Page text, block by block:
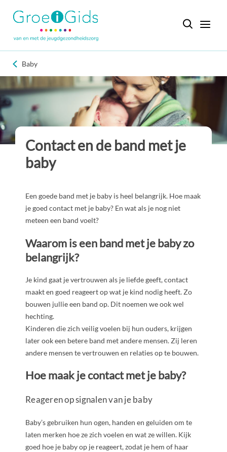
Baby
Contact en de band met je
baby
Een goede band met je baby is heel belangrijk. Hoe maak
je goed contact met je baby? En wat als je nog niet
meteen een band voelt?
Waarom is een band met je baby zo
belangrijk?
Je kind gaat je vertrouwen als je liefde geeft, contact
maakt en goed reageert op wat je kind nodig heeft. Zo
bouwen jullie een band op. Dit noemen we ook wel
hechting.
Kinderen die zich veilig voelen bij hun ouders, krijgen
later ook een betere band met andere mensen. Zij leren
andere mensen te vertrouwen en relaties op te bouwen.
Hoe maak je contact met je baby?
Reageren op signalen van je baby
Baby’s gebruiken hun ogen, handen en geluiden om te
laten merken hoe ze zich voelen en wat ze willen. Kijk
goed hoe je baby op je reageert, zodat je hem of haar